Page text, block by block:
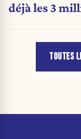
déjà les 3
TOUTES